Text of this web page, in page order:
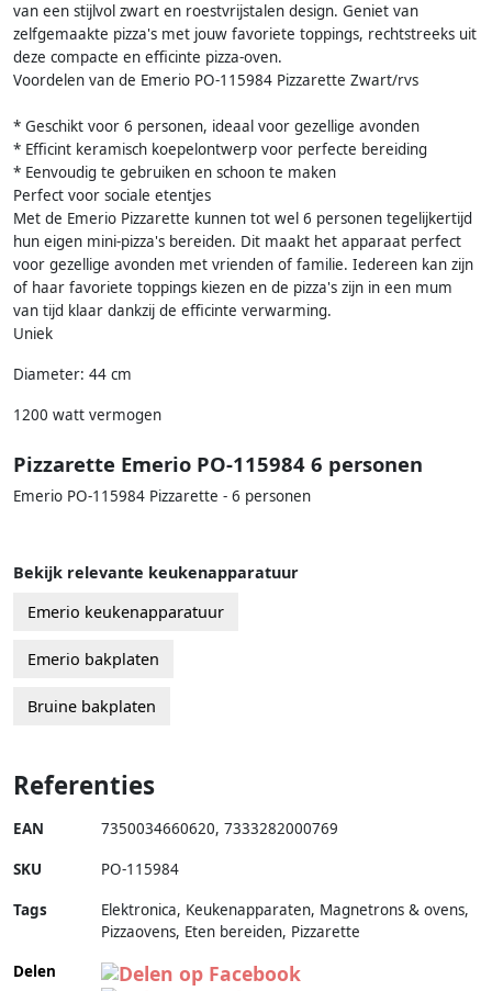
van een stijlvol zwart en roestvrijstalen design. Geniet van
zelfgemaakte pizza's met jouw favoriete toppings, rechtstreeks uit
deze compacte en efficinte pizza-oven.
Voordelen van de Emerio PO-115984 Pizzarette Zwart/rvs
* Geschikt voor 6 personen, ideaal voor gezellige avonden
* Efficint keramisch koepelontwerp voor perfecte bereiding
* Eenvoudig te gebruiken en schoon te maken
Perfect voor sociale etentjes
Met de Emerio Pizzarette kunnen tot wel 6 personen tegelijkertijd
hun eigen mini-pizza's bereiden. Dit maakt het apparaat perfect
voor gezellige avonden met vrienden of familie. Iedereen kan zijn
of haar favoriete toppings kiezen en de pizza's zijn in een mum
van tijd klaar dankzij de efficinte verwarming.
Uniek
Diameter: 44 cm
1200 watt vermogen
Pizzarette Emerio PO-115984 6 personen
Emerio PO-115984 Pizzarette - 6 personen
Bekijk relevante keukenapparatuur
Emerio keukenapparatuur
Emerio bakplaten
Bruine bakplaten
Referenties
EAN 7350034660620, 7333282000769
SKU PO-115984
Tags
Elektronica, Keukenapparaten, Magnetrons & ovens,
Pizzaovens, Eten bereiden, Pizzarette
Delen